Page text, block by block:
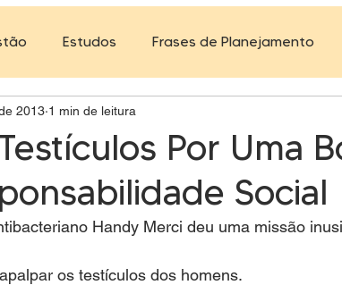
Estudos Frases de Planejamento
Melhor da Semana
Por Uma
Social
2013 1 min de leitura
Handy Merci deu uma missão
os testículos dos homens.